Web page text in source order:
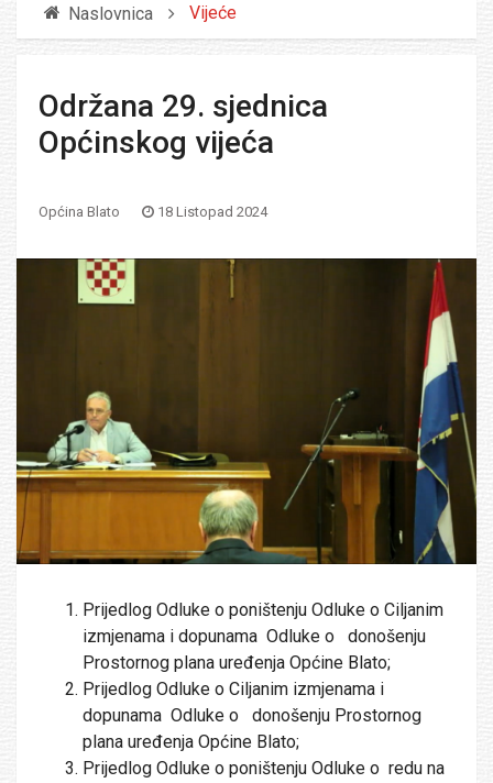
Naslovnica Vijeće
Održana 29. sjednica
Općinskog vijeća
Općina Blato 18 Listopad 2024
Prijedlog Odluke o poništenju Odluke o Ciljanim
izmjenama i dopunama Odluke o donošenju
Prostornog plana uređenja Općine Blato;
Prijedlog Odluke o Ciljanim izmjenama i
dopunama Odluke o donošenju Prostornog
plana uređenja Općine Blato;
Prijedlog Odluke o poništenju Odluke o redu na